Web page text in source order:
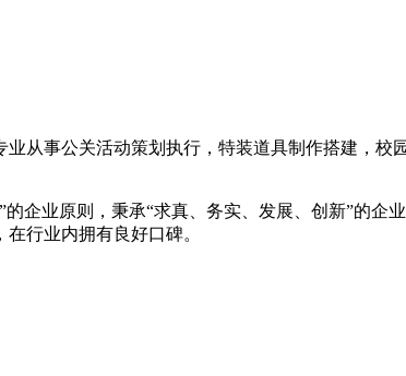
从事公关活动策划执行，特装道具制作搭建，
企业原则，秉承“求真、务实、发展、创新”的企
行业内拥有良好口碑。